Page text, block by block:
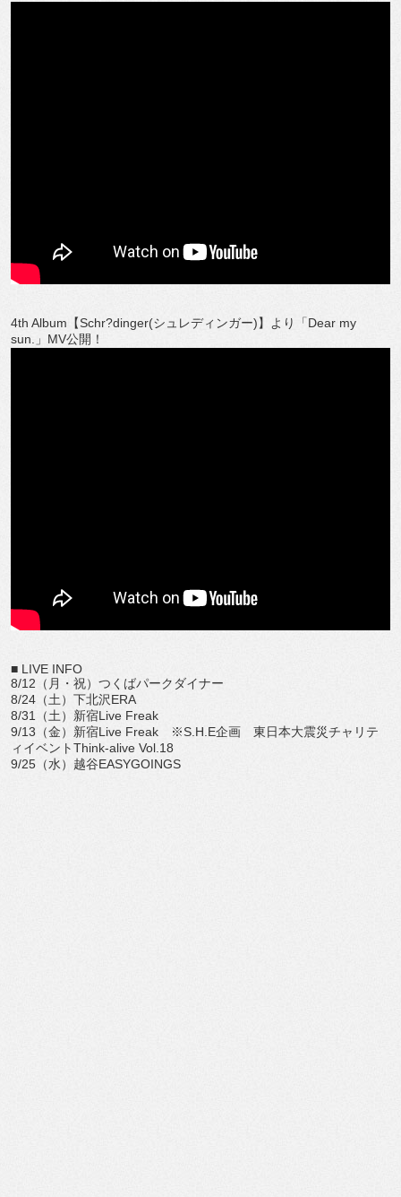
4th Album【Schr?dinger(シュレディンガー)】より「Dear my
sun.」MV公開！
■ LIVE INFO
8/12（月・祝）つくばパークダイナー
8/24（土）下北沢ERA
8/31（土）新宿Live Freak
9/13（金）新宿Live Freak ※S.H.E企画 東日本大震災チャリテ
ィイベントThink-alive Vol.18
9/25（水）越谷EASYGOINGS